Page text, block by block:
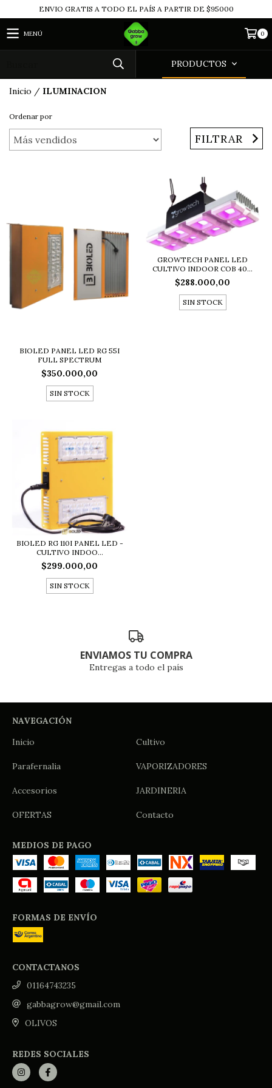
ENVIO GRATIS A TODO EL PAÍS A PARTIR DE $95000
MENÚ 0
PRODUCTOS
Inicio / ILUMINACION
Ordenar por
FILTRAR
BIOLED PANEL LED RG 55I
FULL SPECTRUM
$350.000,00
SIN STOCK
GROWTECH PANEL LED
CULTIVO INDOOR COB 40...
$288.000,00
SIN STOCK
BIOLED RG 110I PANEL LED -
CULTIVO INDOO...
$299.000,00
SIN STOCK
ENVIAMOS TU COMPRA
Entregas a todo el país
NAVEGACIÓN
Inicio
Cultivo
Parafernalia VAPORIZADORES
Accesorios JARDINERIA
OFERTAS Contacto
MEDIOS DE PAGO
FORMAS DE ENVÍO
CONTACTANOS
01164743235
gabbagrow@gmail.com
OLIVOS
REDES SOCIALES